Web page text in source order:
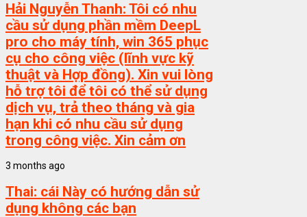
Hải Nguyễn Thanh: Tôi có nhu
cầu sử dụng phần mềm DeepL
pro cho máy tính, win 365 phục
cụ cho công việc (lĩnh vực kỹ
thuật và Hợp đồng). Xin vui lòng
hỗ trợ tôi để tôi có thể sử dụng
dịch vụ, trả theo tháng và gia
hạn khi có nhu cầu sử dụng
trong công việc. Xin cảm ơn
3 months ago
Thai: cái Này có hướng dẫn sử
dụng không các bạn